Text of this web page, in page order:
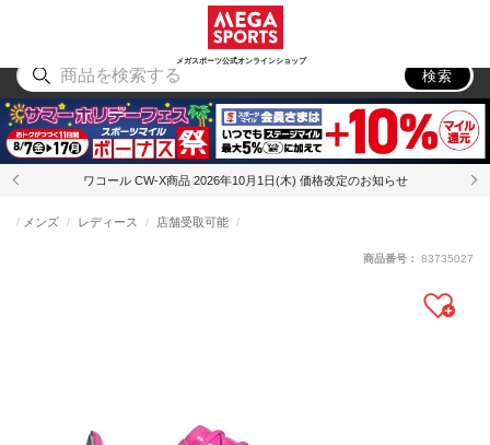
メガスポーツ公式オンラインショップ
アウトドア
検索
ワコール CW-X商品 2026年10月1日(木) 価格改定のお知らせ
メンズ レディース 店舗受取可能
商品番号： 83735027